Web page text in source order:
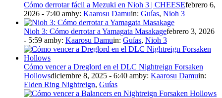
Cómo derrotar fácil a Mezuki en Nioh 3 | CHEESEfebrero 6,
2026 - 7:40 amby: Kaarosu Damuin: Guías, Nioh 3
Nioh 3: Cómo derrotar a Yamagata Masakagefebrero 3, 2026
- 5:59 amby: Kaarosu Damuin: Guías, Nioh 3
Cómo vencer a Dreglord en el DLC Nightreign Forsaken
Hollowsdiciembre 8, 2025 - 6:40 amby: Kaarosu Damuin:
Elden Ring Nightreign, Guías